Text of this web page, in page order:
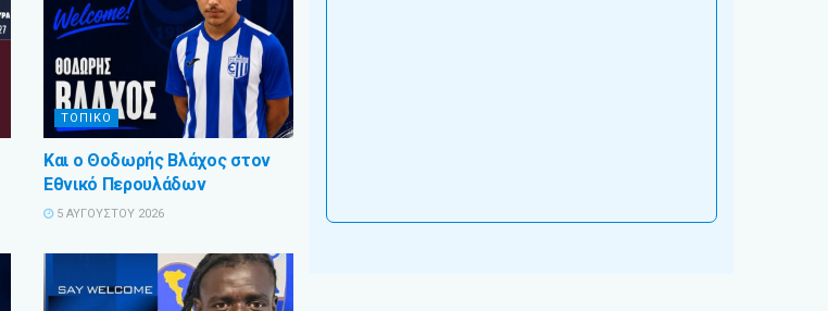
ΤΟΠΙΚΟ
Και ο Θοδωρής Βλάχος στον
Εθνικό Περουλάδων
5 ΑΥΓΟΎΣΤΟΥ 2026